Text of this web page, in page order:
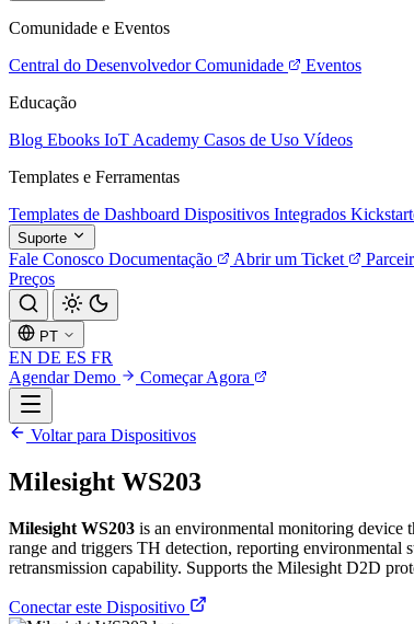
Comunidade e Eventos
Central do Desenvolvedor Comunidade
Eventos
Educação
Blog Ebooks IoT Academy Casos de Uso Vídeos
Templates e Ferramentas
Templates de Dashboard Dispositivos Integrados
Suporte
Fale Conosco Documentação Abrir um Ticket
Preços
PT
EN DE ES FR
Agendar Demo
Começar Agora
Voltar para Dispositivos
Milesight WS203
Milesight WS203 is an environmental monitoring device
range and triggers TH detection, reporting
retransmission capability. Supports the Milesight D2D
Conectar este Dispositivo